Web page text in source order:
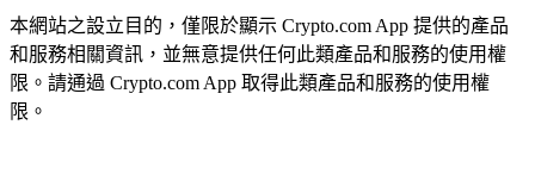
本網站之設立目的，僅限於顯示 Crypto.com App 提供的產品
和服務相關資訊，並無意提供任何此類產品和服務的使用權
限。請通過 Crypto.com App 取得此類產品和服務的使用權
限。